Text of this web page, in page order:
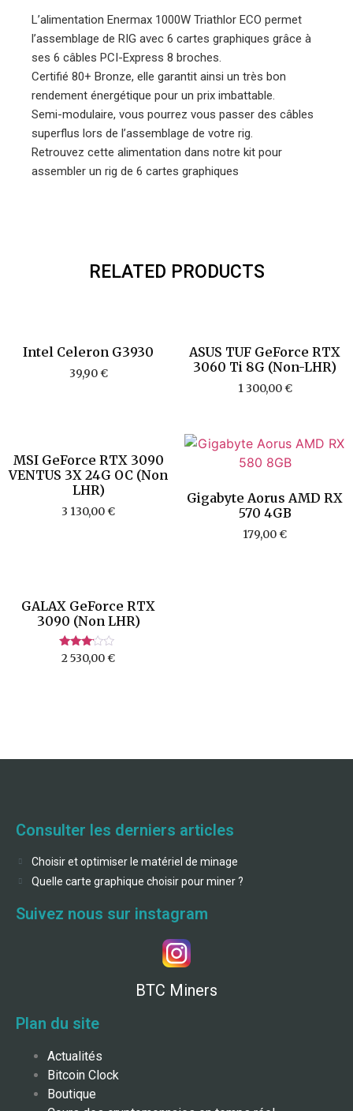
L’alimentation Enermax 1000W Triathlor ECO permet
l’assemblage de RIG avec 6 cartes graphiques grâce à
ses 6 câbles PCI-Express 8 broches.
Certifié 80+ Bronze, elle garantit ainsi un très bon
rendement énergétique pour un prix imbattable.
Semi-modulaire, vous pourrez vous passer des câbles
superflus lors de l’assemblage de votre rig.
Retrouvez cette alimentation dans notre kit pour
assembler un rig de 6 cartes graphiques
RELATED PRODUCTS
Intel Celeron G3930
39,90€
ASUS TUF GeForce RTX
3060 Ti 8G (Non-LHR)
1 300,00€
MSI GeForce RTX 3090
VENTUS 3X 24G OC (Non
LHR)
3 130,00€
Gigabyte Aorus AMD RX
570 4GB
179,00€
GALAX GeForce RTX
3090 (Non LHR)
Rated
2 530,00€
Consulter les derniers articles
Choisir et optimiser le matériel de minage
Quelle carte graphique choisir pour miner ?
Suivez nous sur instagram
BTC Miners
Plan du site
Actualités
Bitcoin Clock
Boutique